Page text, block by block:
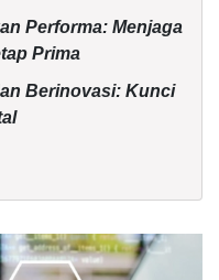
Performa: Menjaga
Prima
Berinovasi: Kunci